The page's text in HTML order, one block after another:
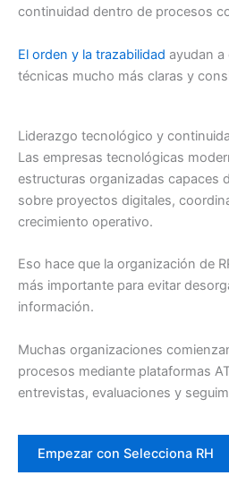
continuidad dentro de procesos
El orden y la trazabilidad ayudan a
técnicas mucho más claras y
Liderazgo tecnológico y
Las empresas tecnológicas
estructuras organizadas capaces
sobre proyectos digitales,
crecimiento operativo.
Eso hace que la organización de
más importante para evitar
información.
Muchas organizaciones
procesos mediante plataformas
entrevistas, evaluaciones y
Empezar con Selecciona RH